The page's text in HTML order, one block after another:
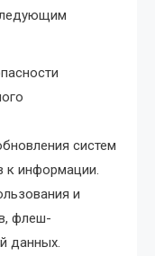
систем
к информации.
и
флеш-
данных.